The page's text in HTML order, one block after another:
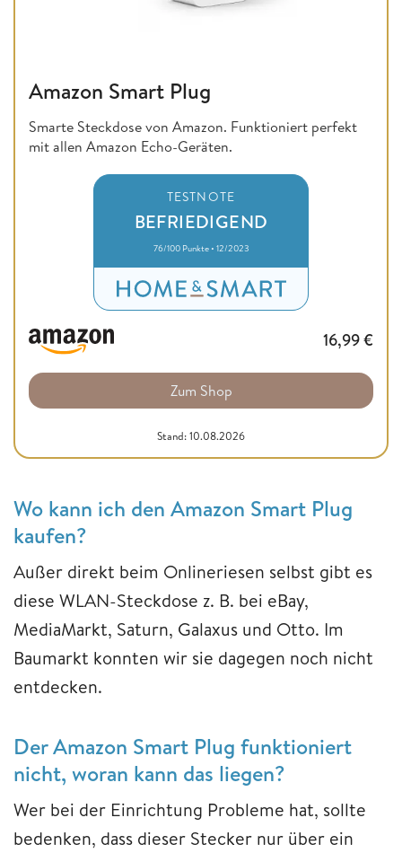
Amazon Smart Plug
Smarte Steckdose von Amazon. Funktioniert perfekt
mit allen Amazon Echo-Geräten.
TESTNOTE
BEFRIEDIGEND
76/100 Punkte • 12/2023
16,99€
Zum Shop
Stand: 10.08.2026
Wo kann ich den Amazon Smart Plug
kaufen?
Außer direkt beim Onlineriesen selbst gibt es
diese WLAN-Steckdose z. B. bei eBay,
MediaMarkt, Saturn, Galaxus und Otto. Im
Baumarkt konnten wir sie dagegen noch nicht
entdecken.
Der Amazon Smart Plug funktioniert
nicht, woran kann das liegen?
Wer bei der Einrichtung Probleme hat, sollte
bedenken, dass dieser Stecker nur über ein